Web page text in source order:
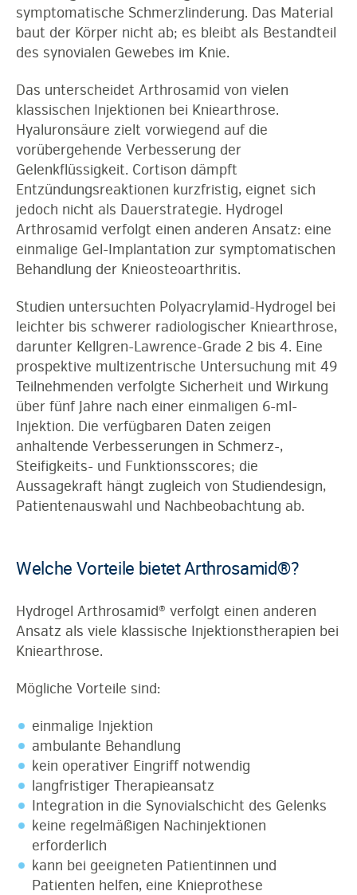
symptomatische Schmerzlinderung. Das Material
baut der Körper nicht ab; es bleibt als Bestandteil
des synovialen Gewebes im Knie.
Das unterscheidet Arthrosamid von vielen
klassischen Injektionen bei Kniearthrose.
Hyaluronsäure zielt vorwiegend auf die
vorübergehende Verbesserung der
Gelenkflüssigkeit. Cortison dämpft
Entzündungsreaktionen kurzfristig, eignet sich
jedoch nicht als Dauerstrategie. Hydrogel
Arthrosamid verfolgt einen anderen Ansatz: eine
einmalige Gel-Implantation zur symptomatischen
Behandlung der Knieosteoarthritis.
Studien untersuchten Polyacrylamid-Hydrogel bei
leichter bis schwerer radiologischer Kniearthrose,
darunter Kellgren-Lawrence-Grade 2 bis 4. Eine
prospektive multizentrische Untersuchung mit 49
Teilnehmenden verfolgte Sicherheit und Wirkung
über fünf Jahre nach einer einmaligen 6-ml-
Injektion. Die verfügbaren Daten zeigen
anhaltende Verbesserungen in Schmerz-,
Steifigkeits- und Funktionsscores; die
Aussagekraft hängt zugleich von Studiendesign,
Patientenauswahl und Nachbeobachtung ab.
Welche Vorteile bietet Arthrosamid®?
Hydrogel Arthrosamid® verfolgt einen anderen
Ansatz als viele klassische Injektionstherapien bei
Kniearthrose.
Mögliche Vorteile sind:
einmalige Injektion
ambulante Behandlung
kein operativer Eingriff notwendig
langfristiger Therapieansatz
Integration in die Synovialschicht des Gelenks
keine regelmäßigen Nachinjektionen
erforderlich
kann bei geeigneten Patientinnen und
Patienten helfen, eine Knieprothese